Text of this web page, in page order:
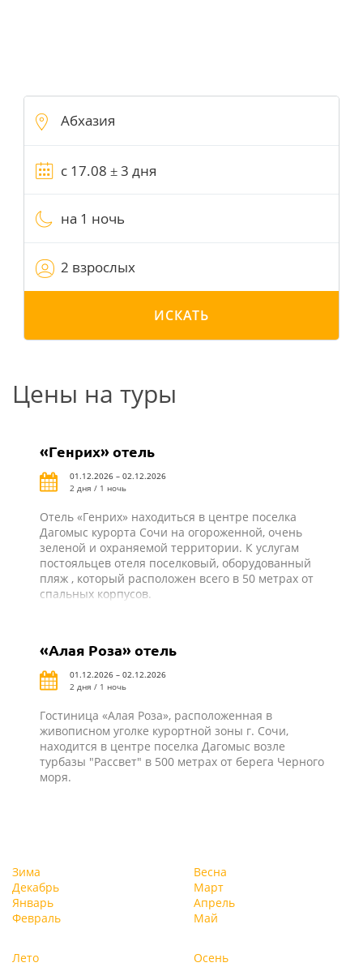
на 1 ночь
2 взрослых
ИСКАТЬ
Цены на туры
«Генрих» отель
01.12.2026 – 02.12.2026
2 дня / 1 ночь
Отель «Генрих» находиться в центре поселка
Дагомыс курорта Сочи на огороженной, очень
зеленой и охраняемой территории. К услугам
постояльцев отеля поселковый, оборудованный
пляж , который расположен всего в 50 метрах от
спальных корпусов.
«Алая Роза» отель
01.12.2026 – 02.12.2026
2 дня / 1 ночь
Гостиница «Алая Роза», расположенная в
живописном уголке курортной зоны г. Сочи,
находится в центре поселка Дагомыс возле
турбазы "Рассвет" в 500 метрах от берега Черного
моря.
Зима
Декабрь
Январь
Февраль
Весна
Март
Апрель
Май
Лето
Осень